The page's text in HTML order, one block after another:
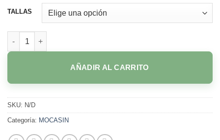
TALLAS
2742 CARNAZA ARENA cantidad
AÑADIR AL CARRITO
SKU: N/D
Categoría: MOCASIN